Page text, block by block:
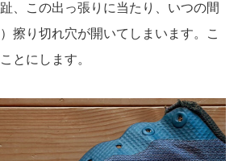
、この出っ張りに当たり、いつの間
擦り切れ穴が開いてしまいます。こ
とにします。